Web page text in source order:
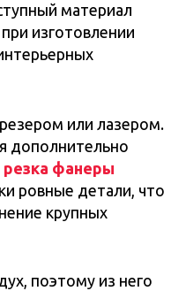
материал
изготовлении
или лазером.
дополнительно
резка фанеры
ровные детали, что
крупных
поэтому из него